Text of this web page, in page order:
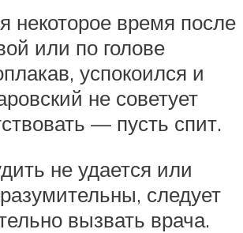
некоторое время после
или по голове
успокоился и
не советует
— пусть спит.
не удается или
следует
вызвать врача.